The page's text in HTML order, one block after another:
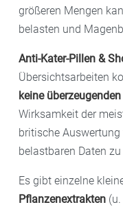
größeren Mengen
belasten und
Anti-Kater-Pillen &
Übersichtsarbeiten
keine
Wirksamkeit der
britische
belastbaren Daten
Es gibt einzelne
Pflanzenextrakten